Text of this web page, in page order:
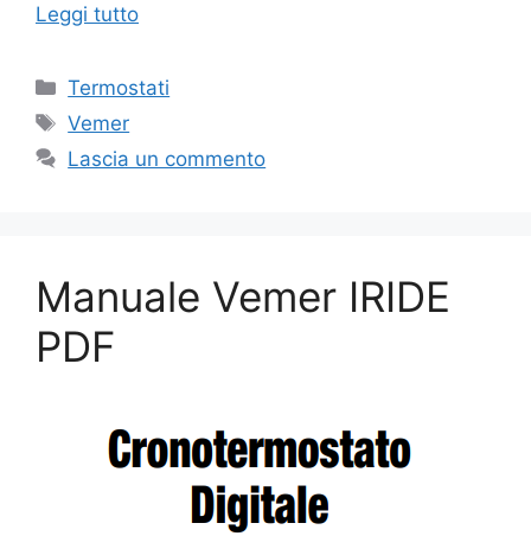
Leggi tutto
Categorie
Termostati
Tag
Vemer
Lascia un commento
Manuale Vemer IRIDE
PDF